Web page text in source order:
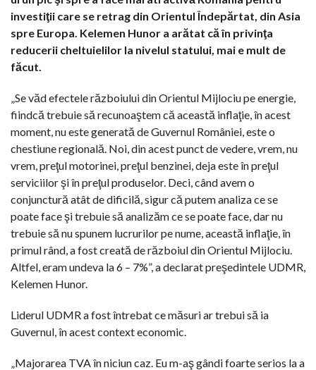
investiţii care se retrag din Orientul Îndepărtat, din Asia
spre Europa. Kelemen Hunor a arătat că în privinţa
reducerii cheltuielilor la nivelul statului, mai e mult de
făcut.
„Se văd efectele războiului din Orientul Mijlociu pe energie,
fiindcă trebuie să recunoaştem că această inflaţie, în acest
moment, nu este generată de Guvernul României, este o
chestiune regională. Noi, din acest punct de vedere, vrem, nu
vrem, preţul motorinei, preţul benzinei, deja este în preţul
serviciilor şi în preţul produselor. Deci, când avem o
conjunctură atât de dificilă, sigur că putem analiza ce se
poate face şi trebuie să analizăm ce se poate face, dar nu
trebuie să nu spunem lucrurilor pe nume, această inflaţie, în
primul rând, a fost creată de războiul din Orientul Mijlociu.
Altfel, eram undeva la 6 – 7%”, a declarat preşedintele UDMR,
Kelemen Hunor.
Liderul UDMR a fost întrebat ce măsuri ar trebui să ia
Guvernul, în acest context economic.
„Majorarea TVA în niciun caz. Eu m-aş gândi foarte serios la a